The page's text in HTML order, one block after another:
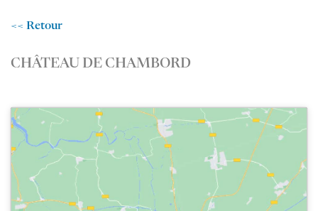
<< Retour
CHÂTEAU DE CHAMBORD